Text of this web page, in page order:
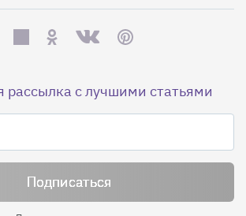
рассылка с лучшими статьями